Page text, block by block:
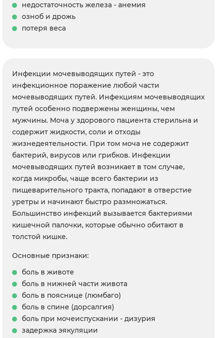
недостаточность железа - анемия
озноб и дрожь
потеря веса
Инфекции мочевыводящих путей - это
инфекционное поражение любой части
мочевыводящих путей. Инфекциям мочевыводящих
путей особенно подвержены женщины, чем
мужчины. Моча у здорового пациента стерильна и
содержит жидкости, соли и отходы
жизнедеятельности. При том моча не содержит
бактерий, вирусов или грибков. Инфекции
мочевыводящих путей возникает в том случае,
когда микробы, чаще всего бактерии из
пищеварительного тракта, попадают в отверстие
уретры и начинают быстро размножаться.
Большинство инфекций вызывается бактериями
кишечной палочки, которые обычно обитают в
толстой кишке.
Основные признаки:
боль в животе
боль в нижней части живота
боль в пояснице (люмбаго)
боль в спине (дорсалгия)
боль при мочеиспускании - дизурия
задержка эякуляции